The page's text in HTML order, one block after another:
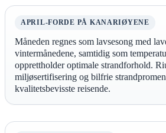
APRIL-FORDE PÅ KANARIØYENE
Måneden regnes som lavsesong med
vintermånedene, samtidig som
opprettholder optimale strandforhold.
miljøsertifisering og bilfrie
kvalitetsbevisste reisende.